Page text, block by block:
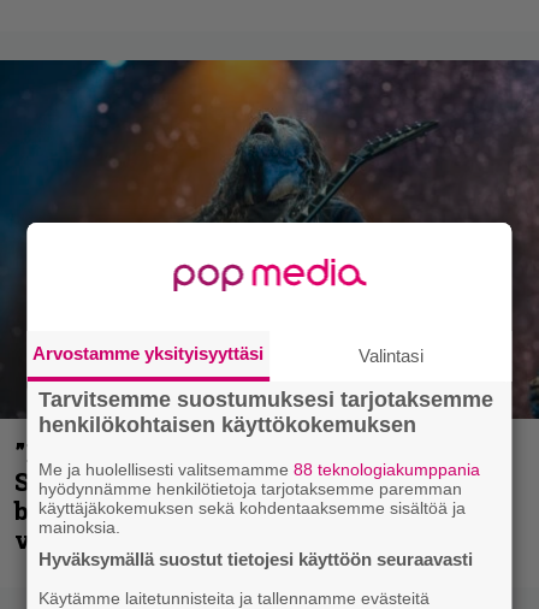
”He ovat tuoneet soittoon jotain uutta” –
Sepulturan Andreas Kisser nimeää
bändin, jonka riffit ovat tehneet
vaikutuksen
Arvostamme yksityisyyttäsi Valintasi
Tarvitsemme suostumuksesi tarjotaksemme
henkilökohtaisen käyttökokemuksen
Me ja huolellisesti valitsemamme88 teknologiakumppania
hyödynnämme henkilötietoja tarjotaksemme paremman
käyttäjäkokemuksen sekä kohdentaaksemme sisältöä ja
mainoksia.
Hyväksymällä suostut tietojesi käyttöön seuraavasti
Käytämme laitetunnisteita ja tallennamme evästeitä